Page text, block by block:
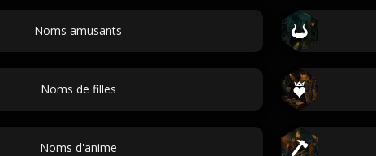
Noms amusants
Noms de filles
Noms d'anime